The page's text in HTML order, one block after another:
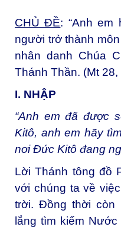
CHỦ ĐỀ: “Anh em
người trở thành
nhân danh Chúa
Thánh Thần. (Mt 28,
I. NHẬP
“Anh em đã được
Kitô, anh em hãy
nơi Đức Kitô đang
Lời Thánh tông đồ
với chúng ta về
trời. Đồng thời còn
lắng tìm kiếm